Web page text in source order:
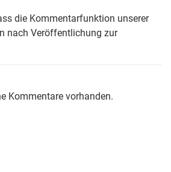
die Kommentarfunktion unserer
nach Veröffentlichung zur
Kommentare vorhanden.